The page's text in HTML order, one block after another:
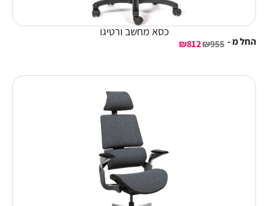
כסא מחשב ורטיגו
החל מ - ₪955
₪812